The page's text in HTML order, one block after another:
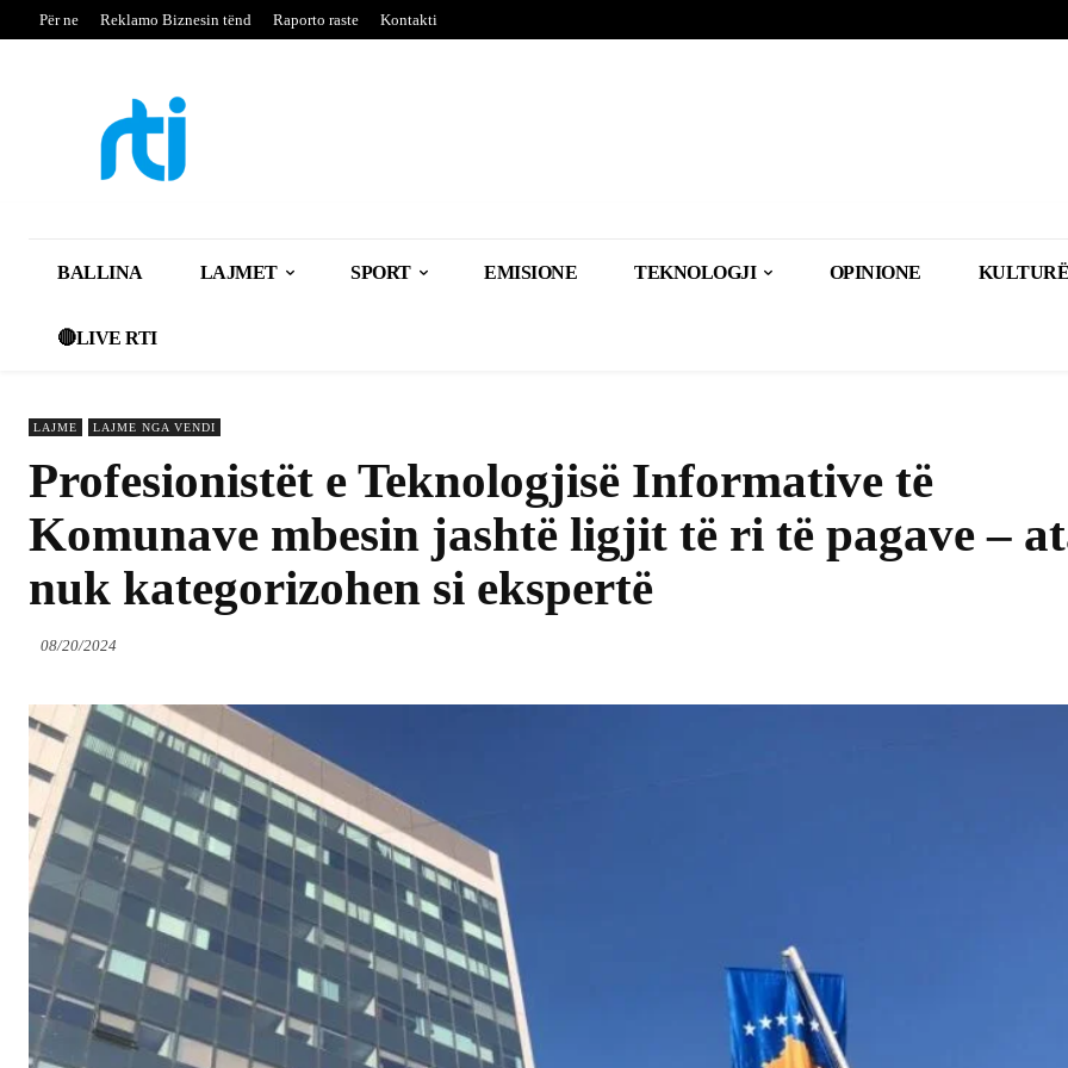
Për ne Reklamo Biznesin tënd Raporto raste Kontakti
BALLINA LAJMET SPORT EMISIONE TEKNOLOGJI OPINIONE
🔴LIVE RTI
LAJME LAJME NGA VENDI
Profesionistët e Teknologjisë Informative të
Komunave mbesin jashtë ligjit të ri të pagave –
nuk kategorizohen si ekspertë
08/20/2024